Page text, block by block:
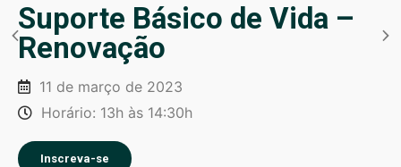
Suporte Básico de Vida –
Renovação
11 de março de 2023
Horário: 13h às 14:30h
Inscreva-se